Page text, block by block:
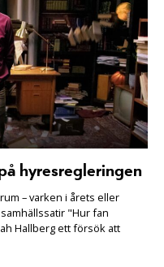
hyresregleringen
– varken i årets eller
"Hur fan
Hallberg ett försök att